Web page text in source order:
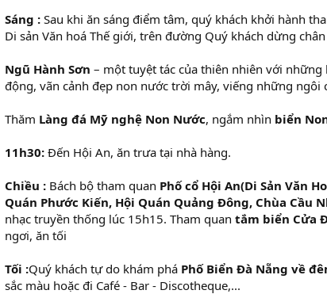
Sáng : Sau khi ăn sáng điểm tâm, quý khách khởi hành
Di sản Văn hoá Thế giới, trên đường Quý khách dừng
Ngũ Hành Sơn – một tuyệt tác của thiên nhiên với
động, vãn cảnh đẹp non nước trời mây, viếng những ngôi
Thăm Làng đá Mỹ nghệ Non Nước, ngắm nhìn biển
11h30: Đến Hội An, ăn trưa tại nhà hàng.
Chiều : Bách bộ tham quan Phố cổ Hội An(Di Sản Văn
Quán Phước Kiến, Hội Quán Quảng Đông, Chùa Cầu
nhạc truyền thống lúc 15h15. Tham quan tắm biển Cửa
ngơi, ăn tối
Tối :Quý khách tự do khám phá Phố Biển Đà Nẵng về
sắc màu hoặc đi Café - Bar - Discotheque,...